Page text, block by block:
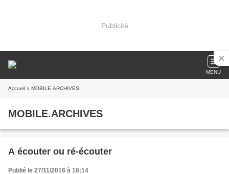
Publicité
MENU
Accueil » MOBILE.ARCHIVES
MOBILE.ARCHIVES
A écouter ou ré-écouter
Publié le 27/11/2016 à 18:14